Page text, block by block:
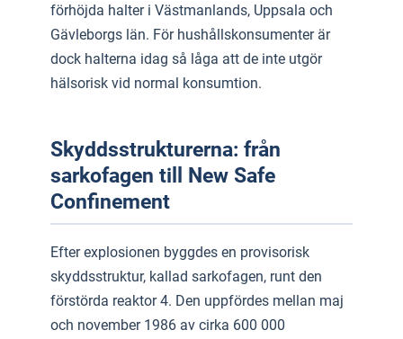
förhöjda halter i Västmanlands, Uppsala och
Gävleborgs län. För hushållskonsumenter är
dock halterna idag så låga att de inte utgör
hälsorisk vid normal konsumtion.
Skyddsstrukturerna: från
sarkofagen till New Safe
Confinement
Efter explosionen byggdes en provisorisk
skyddsstruktur, kallad sarkofagen, runt den
förstörda reaktor 4. Den uppfördes mellan maj
och november 1986 av cirka 600 000